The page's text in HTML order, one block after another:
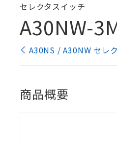
セレクタスイッチ
A30NW-
A30NS / A30NW セレ
商品概要